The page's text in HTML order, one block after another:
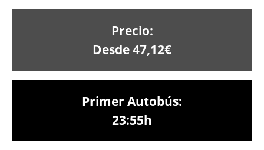
Precio:
Desde 47,12€
Primer Autobús:
23:55h